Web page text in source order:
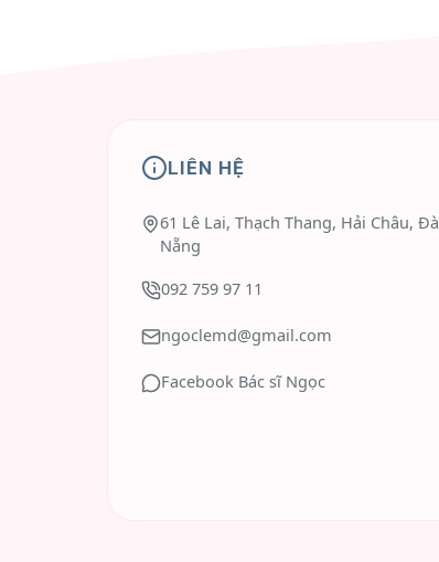
LIÊN HỆ
61 Lê Lai, Thạch Thang, Hải Châu, Đà
Nẵng
092 759 97 11
ngoclemd@gmail.com
Facebook Bác sĩ Ngọc